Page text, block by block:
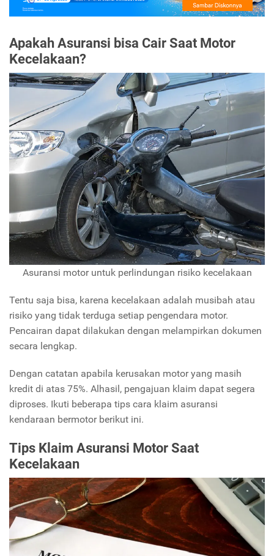
Apakah Asuransi bisa Cair Saat Motor
Kecelakaan?
Asuransi motor untuk perlindungan risiko kecelakaan
Tentu saja bisa, karena kecelakaan adalah musibah atau
risiko yang tidak terduga setiap pengendara motor.
Pencairan dapat dilakukan dengan melampirkan dokumen
secara lengkap.
Dengan catatan apabila kerusakan motor yang masih
kredit di atas 75%. Alhasil, pengajuan klaim dapat segera
diproses. Ikuti beberapa tips cara klaim asuransi
kendaraan bermotor berikut ini.
Tips Klaim Asuransi Motor Saat
Kecelakaan